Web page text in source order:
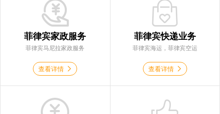
菲律宾家政服务
菲律宾马尼拉家政服务
查看详情
菲律宾快递业务
菲律宾海运，菲律宾空运
查看详情